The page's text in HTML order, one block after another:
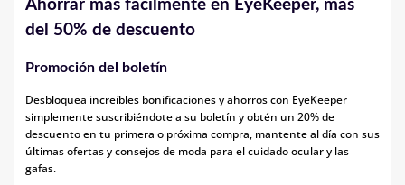
Ahorrar más fácilmente en EyeKeeper, más
del 50% de descuento
Promoción del boletín
Desbloquea increíbles bonificaciones y ahorros con EyeKeeper
simplemente suscribiéndote a su boletín y obtén un 20% de
descuento en tu primera o próxima compra, mantente al día con sus
últimas ofertas y consejos de moda para el cuidado ocular y las
gafas.